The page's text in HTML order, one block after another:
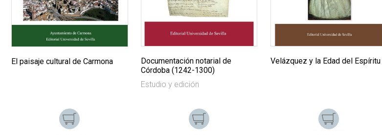
El paisaje cultural de Carmona
Documentación notarial de
Córdoba (1242-1300)
Estudio y edición
Velázquez y la Edad del Espíritu